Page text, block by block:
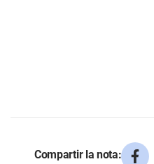
Compartir la nota: